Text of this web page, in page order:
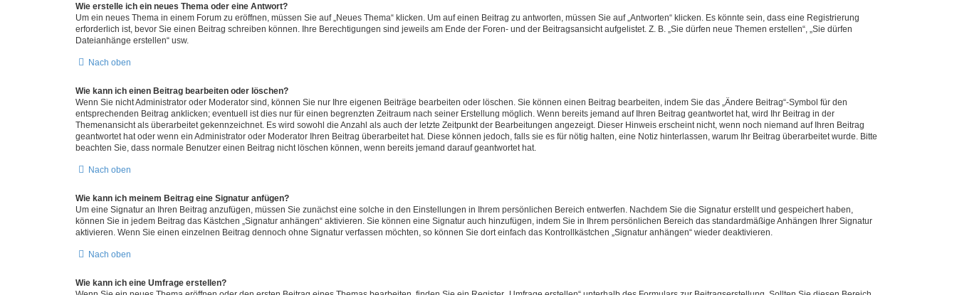
Wie erstelle ich ein neues Thema oder eine Antwort?
Um ein neues Thema in einem Forum zu eröffnen, müssen Sie auf „Neues Thema“ klicken. Um auf einen Beitrag zu antworten, müssen Sie auf „Antworten“ klicken. Es könnte sein, dass eine Registrierung
erforderlich ist, bevor Sie einen Beitrag schreiben können. Ihre Berechtigungen sind jeweils am Ende der Foren- und der Beitragsansicht aufgelistet. Z. B. „Sie dürfen neue Themen erstellen“, „Sie dürfen
Dateianhänge erstellen“ usw.
Nach oben
Wie kann ich einen Beitrag bearbeiten oder löschen?
Wenn Sie nicht Administrator oder Moderator sind, können Sie nur Ihre eigenen Beiträge bearbeiten oder löschen. Sie können einen Beitrag bearbeiten, indem Sie das „Ändere Beitrag“-Symbol für den
entsprechenden Beitrag anklicken; eventuell ist dies nur für einen begrenzten Zeitraum nach seiner Erstellung möglich. Wenn bereits jemand auf Ihren Beitrag geantwortet hat, wird Ihr Beitrag in der
Themenansicht als überarbeitet gekennzeichnet. Es wird sowohl die Anzahl als auch der letzte Zeitpunkt der Bearbeitungen angezeigt. Dieser Hinweis erscheint nicht, wenn noch niemand auf Ihren Beitrag
geantwortet hat oder wenn ein Administrator oder Moderator Ihren Beitrag überarbeitet hat. Diese können jedoch, falls sie es für nötig halten, eine Notiz hinterlassen, warum Ihr Beitrag überarbeitet wurde. Bitte
beachten Sie, dass normale Benutzer einen Beitrag nicht löschen können, wenn bereits jemand darauf geantwortet hat.
Nach oben
Wie kann ich meinem Beitrag eine Signatur anfügen?
Um eine Signatur an Ihren Beitrag anzufügen, müssen Sie zunächst eine solche in den Einstellungen in Ihrem persönlichen Bereich entwerfen. Nachdem Sie die Signatur erstellt und gespeichert haben,
können Sie in jedem Beitrag das Kästchen „Signatur anhängen“ aktivieren. Sie können eine Signatur auch hinzufügen, indem Sie in Ihrem persönlichen Bereich das standardmäßige Anhängen Ihrer Signatur
aktivieren. Wenn Sie einen einzelnen Beitrag dennoch ohne Signatur verfassen möchten, so können Sie dort einfach das Kontrollkästchen „Signatur anhängen“ wieder deaktivieren.
Nach oben
Wie kann ich eine Umfrage erstellen?